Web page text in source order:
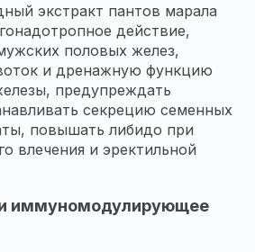
экстракт пантов марала
действие,
половых желез,
и дренажную функцию
предупреждать
секрецию семенных
повышать либидо при
влечения и эректильной
иммуномодулирующее